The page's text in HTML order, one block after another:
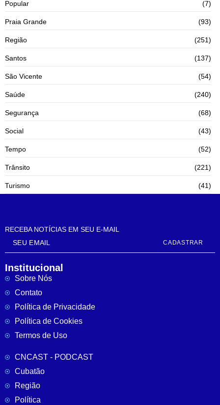
Popular (7)
Praia Grande (93)
Região (251)
Santos (137)
São Vicente (54)
Saúde (240)
Segurança (68)
Social (43)
Tempo (52)
Trânsito (221)
Turismo (41)
RECEBA NOTÍCIAS EM SEU E-MAIL
CADASTRAR
Institucional
Sobre Nós
Contato
Política de Privacidade
Política de Cookies
Termos de Uso
CNCAST - PODCAST
Cubatão
Região
Política